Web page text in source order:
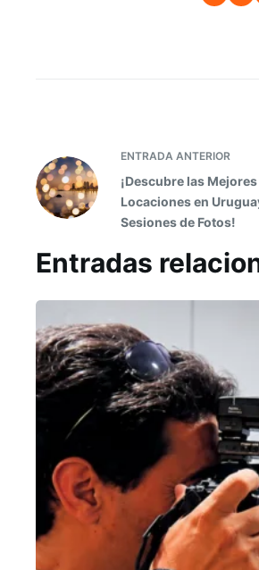
ENTRADA ANTERIOR
¡Descubre las Mejores
Locaciones en
Sesiones de Fotos!
Entradas